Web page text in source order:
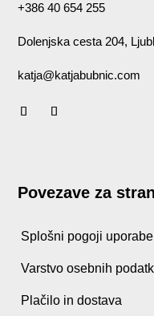
+386 40 654 255
Dolenjska cesta 204,
katja@katjabubnic.com
Povezave za
Splošni pogoji uporabe
Varstvo osebnih
Plačilo in dostava